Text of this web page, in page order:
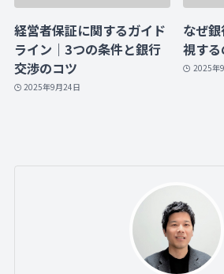
経営者保証に関するガイド
ライン｜3つの条件と銀行
交渉のコツ
2025年9月24日
なぜ
視する
2025年